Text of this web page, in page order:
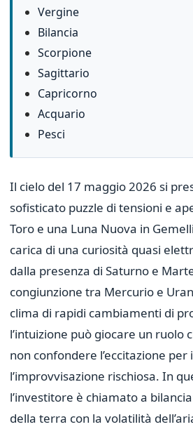
Vergine
Bilancia
Scorpione
Sagittario
Capricorno
Acquario
Pesci
Il cielo del 17 maggio 2026 si
sofisticato puzzle di tensioni e
Toro e una Luna Nuova in
carica di una curiosità quasi
dalla presenza di Saturno e
congiunzione tra Mercurio e
clima di rapidi cambiamenti di
l’intuizione può giocare un ruolo
non confondere l’eccitazione per
l’improvvisazione rischiosa. In
l’investitore è chiamato a
della terra con la volatilità